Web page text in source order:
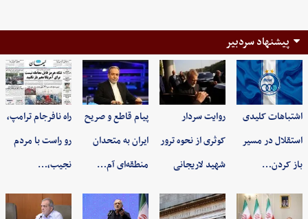
پیشنهاد سردبیر
اشتباهات کلیدی
استقلال در مسیر
باز کردن…
روایت سردار
کوثری از نحوه ترور
شهید لاریجانی
پیام قاطع و صریح
ایران به متحدان
منطقه‌ای آم…
راه نافرجام ترامپ،
رو راست با مردم
نجیب،…